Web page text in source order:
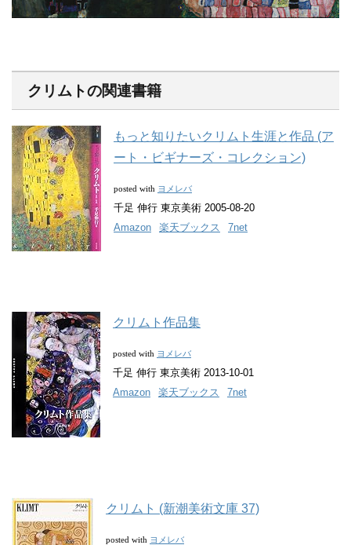
クリムトの関連書籍
もっと知りたいクリムト生涯と作品 (ア
ート・ビギナーズ・コレクション)
posted with ヨメレバ
千足 伸行 東京美術 2005-08-20
Amazon
楽天ブックス 7net
クリムト作品集
posted with ヨメレバ
千足 伸行 東京美術 2013-10-01
Amazon
楽天ブックス 7net
クリムト (新潮美術文庫 37)
posted with ヨメレバ